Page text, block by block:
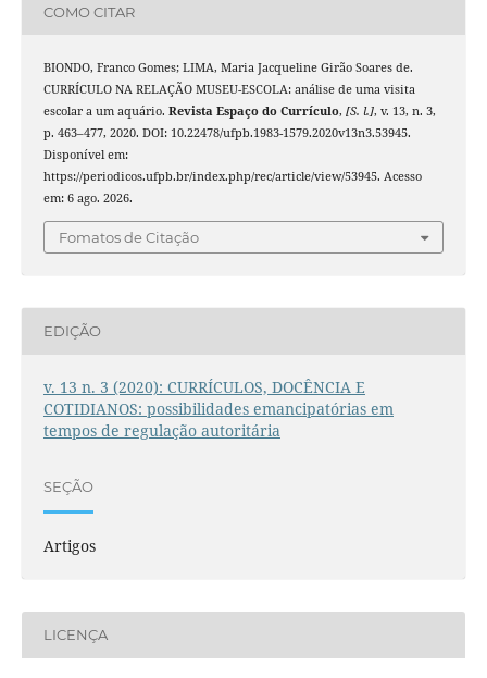
COMO CITAR
BIONDO, Franco Gomes; LIMA, Maria Jacqueline Girão Soares de.
CURRÍCULO NA RELAÇÃO MUSEU-ESCOLA: análise de uma visita
escolar a um aquário. Revista Espaço do Currículo, [S. l.], v. 13, n. 3,
p. 463–477, 2020. DOI: 10.22478/ufpb.1983-1579.2020v13n3.53945.
Disponível em:
https://periodicos.ufpb.br/index.php/rec/article/view/53945. Acesso
em: 6 ago. 2026.
Fomatos de Citação
EDIÇÃO
v. 13 n. 3 (2020): CURRÍCULOS, DOCÊNCIA E
COTIDIANOS: possibilidades emancipatórias em
tempos de regulação autoritária
SEÇÃO
Artigos
LICENÇA